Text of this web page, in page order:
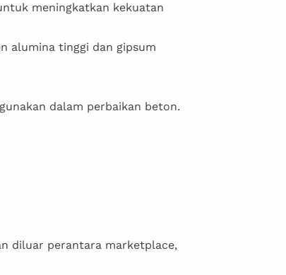
meningkatkan kekuatan
alumina tinggi dan gipsum
dalam perbaikan beton.
diluar perantara marketplace,